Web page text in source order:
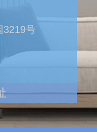
3219号